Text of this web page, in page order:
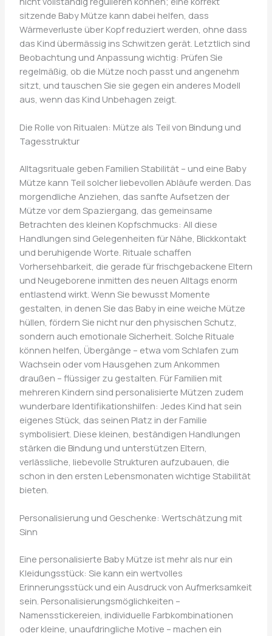
sitzende Baby Mütze kann dabei helfen, dass
Wärmeverluste über Kopf reduziert werden, ohne dass
das Kind übermässig ins Schwitzen gerät. Letztlich sind
Beobachtung und Anpassung wichtig: Prüfen Sie
regelmäßig, ob die Mütze noch passt und angenehm
sitzt, und tauschen Sie sie gegen ein anderes Modell
aus, wenn das Kind Unbehagen zeigt.
Die Rolle von Ritualen: Mütze als Teil von Bindung und
Tagesstruktur
Alltagsrituale geben Familien Stabilität – und eine Baby
Mütze kann Teil solcher liebevollen Abläufe werden. Das
morgendliche Anziehen, das sanfte Aufsetzen der
Mütze vor dem Spaziergang, das gemeinsame
Betrachten des kleinen Kopfschmucks: All diese
Handlungen sind Gelegenheiten für Nähe, Blickkontakt
und beruhigende Worte. Rituale schaffen
Vorhersehbarkeit, die gerade für frischgebackene Eltern
und Neugeborene inmitten des neuen Alltags enorm
entlastend wirkt. Wenn Sie bewusst Momente
gestalten, in denen Sie das Baby in eine weiche Mütze
hüllen, fördern Sie nicht nur den physischen Schutz,
sondern auch emotionale Sicherheit. Solche Rituale
können helfen, Übergänge – etwa vom Schlafen zum
Wachsein oder vom Hausgehen zum Ankommen
draußen – flüssiger zu gestalten. Für Familien mit
mehreren Kindern sind personalisierte Mützen zudem
wunderbare Identifikationshilfen: Jedes Kind hat sein
eigenes Stück, das seinen Platz in der Familie
symbolisiert. Diese kleinen, beständigen Handlungen
stärken die Bindung und unterstützen Eltern,
verlässliche, liebevolle Strukturen aufzubauen, die
schon in den ersten Lebensmonaten wichtige Stabilität
bieten.
Personalisierung und Geschenke: Wertschätzung mit
Sinn
Eine personalisierte Baby Mütze ist mehr als nur ein
Kleidungsstück: Sie kann ein wertvolles
Erinnerungsstück und ein Ausdruck von Aufmerksamkeit
sein. Personalisierungsmöglichkeiten –
Namensstickereien, individuelle Farbkombinationen
oder kleine, unaufdringliche Motive – machen ein